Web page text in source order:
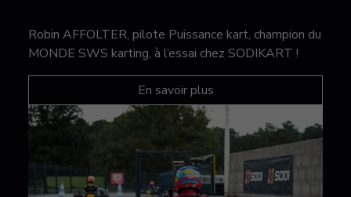
Robin AFFOLTER, pilote Puissance kart, champion du
MONDE SWS karting, à l’essai chez SODIKART !
En savoir plus